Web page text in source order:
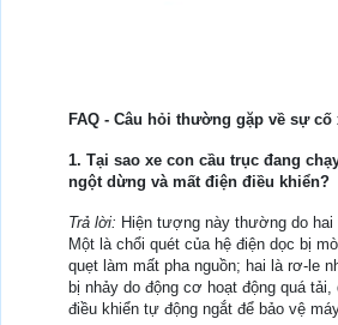
FAQ - Câu hỏi thường gặp về sự
1. Tại sao xe con cầu trục đang
ngột dừng và mất điện điều khiển?
Trả lời: Hiện tượng này thường do hai
Một là chổi quét của hệ điện dọc bị
quẹt làm mất pha nguồn; hai là rơ-le
bị nhảy do động cơ hoạt động quá
điều khiển tự động ngắt để bảo vệ